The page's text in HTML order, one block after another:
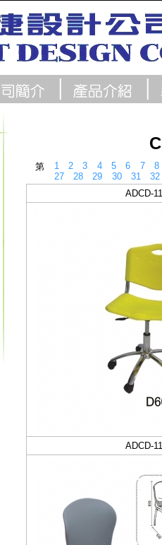
第 1 2 3 4 5 6 7
8
27
28 29 30 31
32
ADCD-
ADCD-